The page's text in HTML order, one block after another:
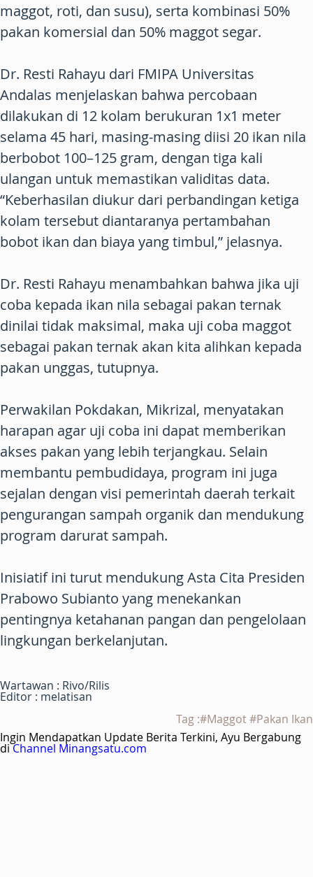
maggot, roti, dan susu), serta kombinasi 50%
pakan komersial dan 50% maggot segar.
Dr. Resti Rahayu dari FMIPA Universitas
Andalas menjelaskan bahwa percobaan
dilakukan di 12 kolam berukuran 1x1 meter
selama 45 hari, masing-masing diisi 20 ikan nila
berbobot 100–125 gram, dengan tiga kali
ulangan untuk memastikan validitas data.
“Keberhasilan diukur dari perbandingan ketiga
kolam tersebut diantaranya pertambahan
bobot ikan dan biaya yang timbul,” jelasnya.
Dr. Resti Rahayu menambahkan bahwa jika uji
coba kepada ikan nila sebagai pakan ternak
dinilai tidak maksimal, maka uji coba maggot
sebagai pakan ternak akan kita alihkan kepada
pakan unggas, tutupnya.
Perwakilan Pokdakan, Mikrizal, menyatakan
harapan agar uji coba ini dapat memberikan
akses pakan yang lebih terjangkau. Selain
membantu pembudidaya, program ini juga
sejalan dengan visi pemerintah daerah terkait
pengurangan sampah organik dan mendukung
program darurat sampah.
Inisiatif ini turut mendukung Asta Cita Presiden
Prabowo Subianto yang menekankan
pentingnya ketahanan pangan dan pengelolaan
lingkungan berkelanjutan.
Wartawan : Rivo/Rilis
Editor : melatisan
Tag :#Maggot #Pakan Ikan
Ingin Mendapatkan Update Berita Terkini, Ayu Bergabung
diChannel Minangsatu.com